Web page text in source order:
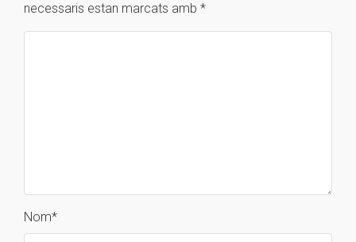
necessaris estan marcats amb *
Nom*